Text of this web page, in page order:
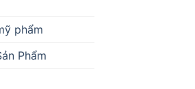
phẩm
Phẩm